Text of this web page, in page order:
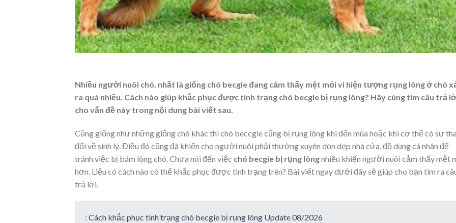
Nhiều người nuôi chó, nhất là giống chó becgie đang cảm thấy mệt mỏi vì hiện tượng rụng lông ở chó
ra quá nhiều. Cách nào giúp khắc phục được tình trạng chó becgie bị rụng lông? Hãy cùng tìm câu trả
cho vấn đề này trong nội dung bài viết sau.
Cũng giống như những giống chó khác thì chó beccgie cũng bị rụng lông khi đến mùa hoặc khi cơ thể có sự
đổi về sinh lý. Điều đó cũng đã khiến cho người nuôi phải thường xuyên dọn dẹp nhà cửa, đồ dùng cá nhân để
tránh việc bị bám lông chó. Chưa nói đến việc chó becgie bị rụng lôngnhiều khiến người nuôi cảm thấy mệt
hơn. Liệu có cách nào có thể khắc phục được tình trạng trên? Bài viết ngay dưới đây sẽ giúp cho bạn tìm ra
trả lời.
: Cách khắc phục tình trạng chó becgie bị rụng lông Update 08/2026